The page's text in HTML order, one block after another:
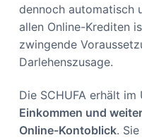
dennoch automatisch
allen Online-Krediten
zwingende
Darlehenszusage.
Die SCHUFA erhält im
Einkommen und
Online-Kontoblick.